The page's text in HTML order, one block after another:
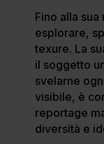
Fino alla
esplorare,
texure. La
il soggetto
svelarne
visibile, è
reportage
diversità e